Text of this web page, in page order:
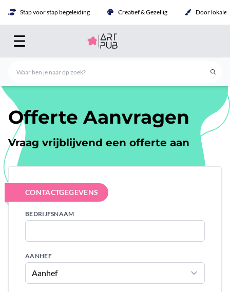
Stap voor stap begeleiding Creatief & Gezellig Door lokale
Offerte Aanvragen
Vraag vrijblijvend een offerte aan
CONTACTGEGEVENS
BEDRIJFSNAAM
AANHEF